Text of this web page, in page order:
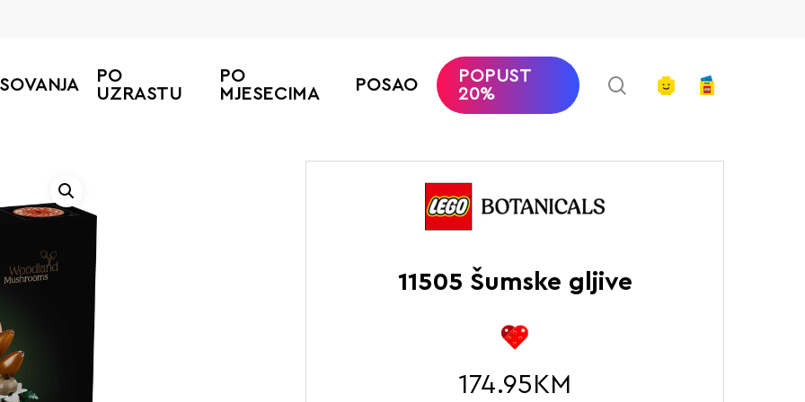
PO
UZRASTU
PO
MJESECIMA
POSAO
POPUST
20%
searchaccount
11505 Šumske gljive
174.95 KM